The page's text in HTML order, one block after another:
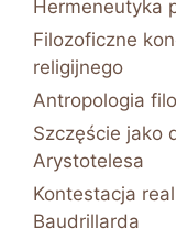
Hermeneutyka
Filozoficzne
religijnego
Antropologia
Szczęście jako
Arystotelesa
Kontestacja
Baudrillarda